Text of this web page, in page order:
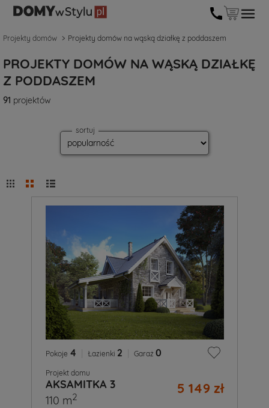
Projekty domów Projekty domów na wąską działkę z poddaszem
PROJEKTY DOMÓW NA WĄSKĄ DZIAŁKĘ
Z PODDASZEM
91 projektów
sortuj
Pokoje 4 Łazienki 2 Garaż 0
Projekt domu
AKSAMITKA 3 5 149 zł
110 m2